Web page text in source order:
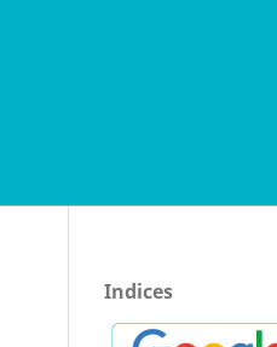
Indices